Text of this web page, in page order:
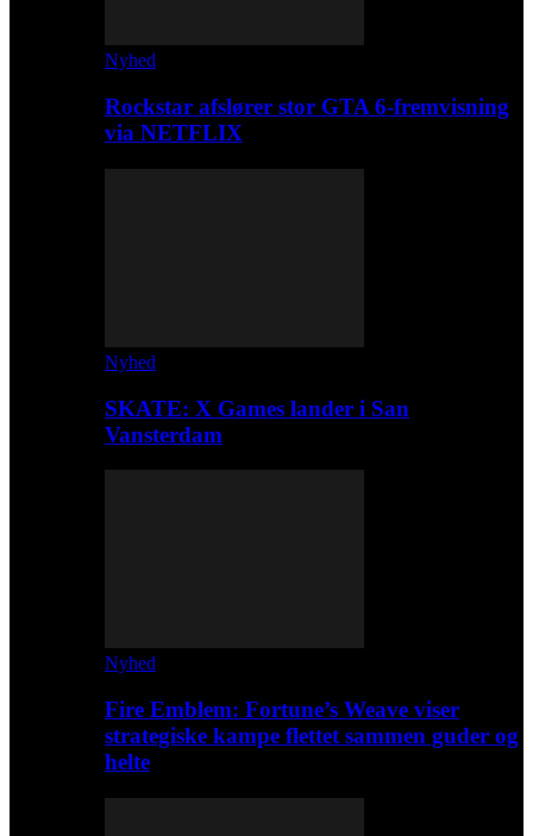
Nyhed
Rockstar afslører stor GTA 6-fremvisning
via NETFLIX
Nyhed
SKATE: X Games lander i San
Vansterdam
Nyhed
Fire Emblem: Fortune’s Weave viser
strategiske kampe flettet sammen guder og
helte